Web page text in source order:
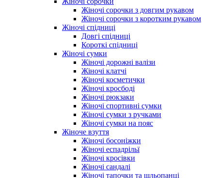
Жіночі сорочки з довгим рукавом
Жіночі сорочки з коротким рукавом
Жіночі спідниці
Довгі спідниці
Короткі спідниці
Жіночі сумки
Жіночі дорожні валізи
Жіночі клатчі
Жіночі косметички
Жіночі кросбоді
Жіночі рюкзаки
Жіночі спортивні сумки
Жіночі сумки з ручками
Жіночі сумки на пояс
Жіноче взуття
Жіночі босоніжки
Жіночі еспадрільї
Жіночі кросівки
Жіночі сандалі
Жіночі тапочки та шльопанці